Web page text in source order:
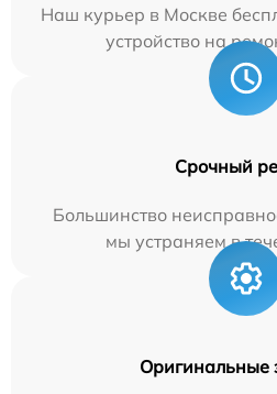
Наш курьер в Москве
устройство на
Срочный
Большинство
мы устраняем в
Оригинальные